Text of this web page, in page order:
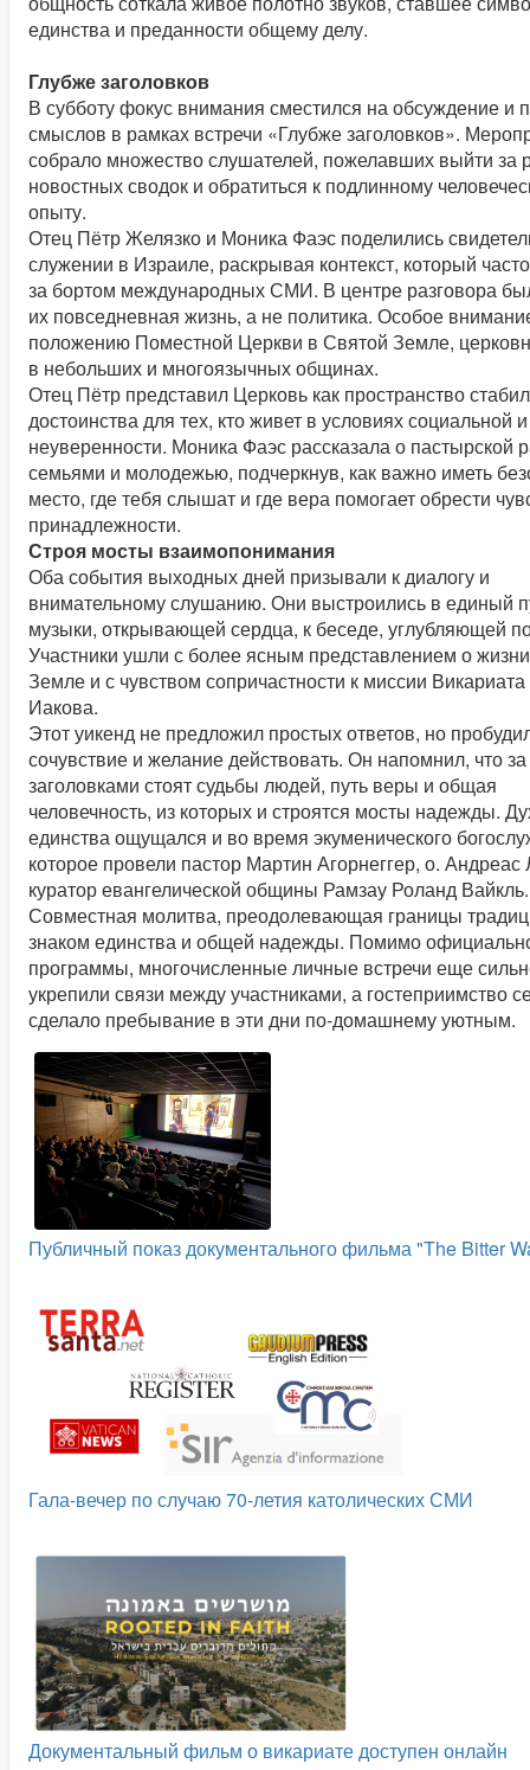
единства и преданности общему делу.
Глубже заголовков
В субботу фокус внимания сместился на обсуждение и
смыслов в рамках встречи «Глубже заголовков».
собрало множество слушателей, пожелавших выйти за
новостных сводок и обратиться к подлинному
опыту.
Отец Пётр Желязко и Моника Фаэс поделились
служении в Израиле, раскрывая контекст, который
за бортом международных СМИ. В центре разговора
их повседневная жизнь, а не политика. Особое
положению Поместной Церкви в Святой Земле,
в небольших и многоязычных общинах.
Отец Пётр представил Церковь как пространство
достоинства для тех, кто живет в условиях социальной
неуверенности. Моника Фаэс рассказала о пастырской
семьями и молодежью, подчеркнув, как важно иметь
место, где тебя слышат и где вера помогает обрести
принадлежности.
Строя мосты взаимопонимания
Оба события выходных дней призывали к диалогу и
внимательному слушанию. Они выстроились в единый
музыки, открывающей сердца, к беседе, углубляющей
Участники ушли с более ясным представлением о
Земле и с чувством сопричастности к миссии
Иакова.
Этот уикенд не предложил простых ответов, но
сочувствие и желание действовать. Он напомнил, что
заголовками стоят судьбы людей, путь веры и общая
человечность, из которых и строятся мосты надежды.
единства ощущался и во время экуменического
которое провели пастор Мартин Агорнеггер, о. Андреас
куратор евангелической общины Рамзау Роланд Вайкль.
Совместная молитва, преодолевающая границы
знаком единства и общей надежды. Помимо
программы, многочисленные личные встречи еще
укрепили связи между участниками, а гостеприимство
сделало пребывание в эти дни по-домашнему уютным.
Публичный показ документального фильма "The Bitter
Гала-вечер по случаю 70-летия католических СМИ
Документальный фильм о викариате доступен онлайн